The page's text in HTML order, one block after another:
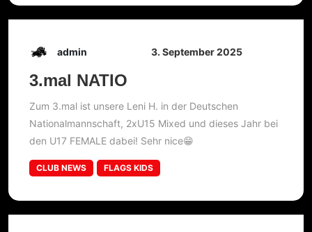
admin 3. September 2025
3.mal NATIO
Zum 3.mal ist unsere Leni H. in der Deutschen
Nationalmannschaft, 2xU15 Mixed und dieses Jahr bei
den U17 FEMALE dabei! Sehr nice😁
CLUB NEWS FLAGS KIDS